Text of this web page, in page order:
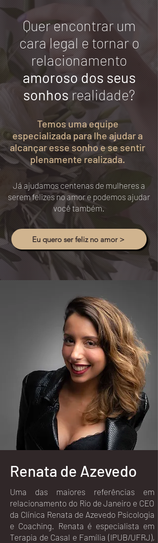
Quer encontrar um
cara legal e tornar o
relacionamento
amoroso dos seus
sonhos realidade?
Temos uma equipe
especializada para lhe ajudar a
alcançar esse sonho e se sentir
plenamente realizada.
Já ajudamos centenas de mulheres a
serem felizes no amor e podemos ajudar
você também.
Eu quero ser feliz no amor >
Renata de Azevedo
Uma das maiores referências em
relacionamento do Rio de Janeiro e CEO
da Clínica Renata de Azevedo Psicologia
e Coaching. Renata é especialista em
Terapia de Casal e Família (IPUB/UFRJ),